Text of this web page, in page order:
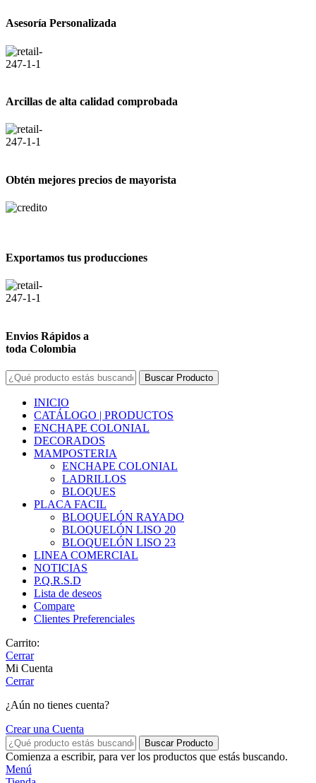
Asesoría Personalizada
Arcillas de alta calidad comprobada
Obtén mejores precios de mayorista
Exportamos tus producciones
Envios Rápidos a
toda Colombia
Buscar Producto
INICIO
CATÁLOGO | PRODUCTOS
ENCHAPE COLONIAL
DECORADOS
MAMPOSTERIA
ENCHAPE COLONIAL
LADRILLOS
BLOQUES
PLACA FACIL
BLOQUELÓN RAYADO
BLOQUELÓN LISO 20
BLOQUELÓN LISO 23
LINEA COMERCIAL
NOTICIAS
P.Q.R.S.D
Lista de deseos
Compare
Clientes Preferenciales
Carrito:
Cerrar
Mi Cuenta
Cerrar
¿Aún no tienes cuenta?
Crear una Cuenta
Buscar Producto
Comienza a escribir, para ver los productos que estás buscando.
Menú